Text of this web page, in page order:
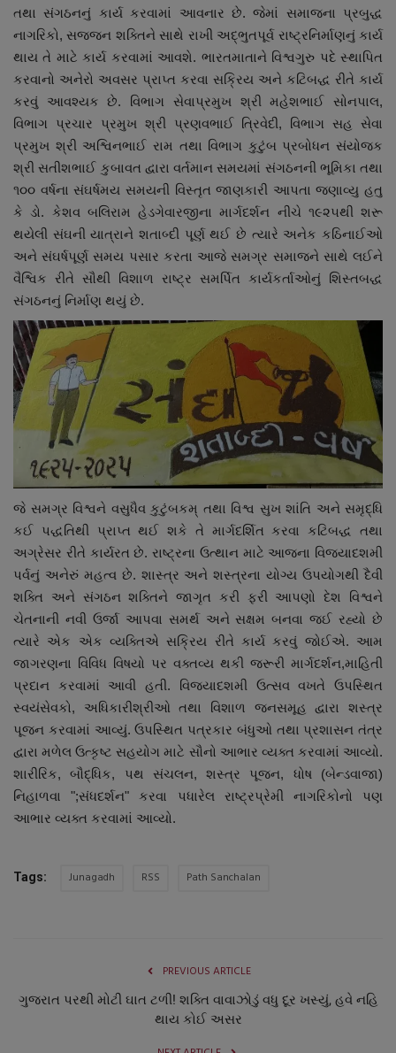
તથા સંગઠનનું કાર્ય કરવામાં આવનાર છે. જેમાં સમાજના પ્રબુદ્ધ
નાગરિકો, સજ્જન શક્તિને સાથે રાખી અદ્ભુતપૂર્વ રાષ્ટ્રનિર્માણનું કાર્ય
થાય તે માટે કાર્ય કરવામાં આવશે. ભારતમાતાને વિશ્વગુરુ પદે સ્થાપિત
કરવાનો અનેરો અવસર પ્રાપ્ત કરવા સક્રિય અને કટિબદ્ધ રીતે કાર્ય
કરવું આવશ્યક છે. વિભાગ સેવાપ્રમુખ શ્રી મહેશભાઈ સોનપાલ,
વિભાગ પ્રચાર પ્રમુખ શ્રી પ્રણવભાઈ ત્રિવેદી, વિભાગ સહ સેવા
પ્રમુખ શ્રી અશ્વિનભાઈ રામ તથા વિભાગ કુટુંબ પ્રબોધન સંયોજક
શ્રી સતીશભાઈ કુબાવત દ્વારા વર્તમાન સમયમાં સંગઠનની ભૂમિકા તથા
૧૦૦ વર્ષના સંઘર્ષમય સમયની વિસ્તૃત જાણકારી આપતા જણાવ્યુ હતુ
કે ડો. કેશવ બલિરામ હેડગેવારજીના માર્ગદર્શન નીચે ૧૯૨૫થી શરૂ
થયેલી સંઘની યાત્રાને શતાબ્દી પૂર્ણ થઈ છે ત્યારે અનેક કઠિનાઈઓ
અને સંઘર્ષપૂર્ણ સમય પસાર કરતા આજે સમગ્ર સમાજને સાથે લઈને
વૈશ્વિક રીતે સૌથી વિશાળ રાષ્ટ્ર સમર્પિત કાર્યકર્તાઓનું શિસ્તબદ્ધ
સંગઠનનું નિર્માણ થયું છે.
જે સમગ્ર વિશ્વને વસુધૈવ કુટુંબકમ્ તથા વિશ્વ સુખ શાંતિ અને સમૃદ્ધિ
કઈ પદ્ધતિથી પ્રાપ્ત થઈ શકે તે માર્ગદર્શિત કરવા કટિબદ્ધ તથા
અગ્રેસર રીતે કાર્યરત છે. રાષ્ટ્રના ઉત્થાન માટે આજના વિજયાદશમી
પર્વનું અનેરું મહત્વ છે. શાસ્ત્ર અને શસ્ત્રના યોગ્ય ઉપયોગથી દૈવી
શક્તિ અને સંગઠન શક્તિને જાગૃત કરી ફરી આપણો દેશ વિશ્વને
ચેતનાની નવી ઉર્જા આપવા સમર્થ અને સક્ષમ બનવા જઈ રહ્યો છે
ત્યારે એક એક વ્યક્તિએ સક્રિય રીતે કાર્ય કરવું જોઈએ. આમ
જાગરણના વિવિધ વિષયો પર વક્તવ્ય થકી જરૂરી માર્ગદર્શન,માહિતી
પ્રદાન કરવામાં આવી હતી. વિજયાદશમી ઉત્સવ વખતે ઉપસ્થિત
સ્વયંસેવકો, અધિકારીશ્રીઓ તથા વિશાળ જનસમૂહ દ્વારા શસ્ત્ર
પૂજન કરવામાં આવ્યું. ઉપસ્થિત પત્રકાર બંધુઓ તથા પ્રશાસન તંત્ર
દ્વારા મળેલ ઉત્કૃષ્ટ સહયોગ માટે સૌનો આભાર વ્યક્ત કરવામાં આવ્યો.
શારીરિક, બૌદ્ધિક, પથ સંચલન, શસ્ત્ર પૂજન, ધોષ (બેન્ડવાજા)
નિહાળવા ";સંધદર્શન" કરવા પધારેલ રાષ્ટ્રપ્રેમી નાગરિકોનો પણ
આભાર વ્યક્ત કરવામાં આવ્યો.
Tags: Junagadh RSS Path Sanchalan
PREVIOUS ARTICLE
ગુજરાત પરથી મોટી ઘાત ટળી! શક્તિ વાવાઝોડું વધુ દૂર ખસ્યું, હવે નહિ
થાય કોઈ અસર